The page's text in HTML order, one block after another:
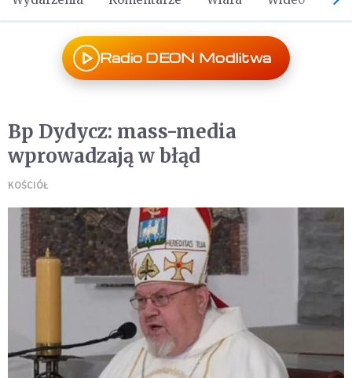
Radio DEON Modlitwa
Bp Dydycz: mass-media
wprowadzają w błąd
KOŚCIÓŁ